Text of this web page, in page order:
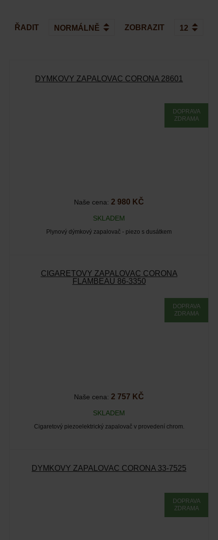
ŘADIT ZOBRAZIT
DÝMKOVÝ ZAPALOVAČ CORONA 28601
DOPRAVA
ZDRAMA
Naše cena: 2 980 KČ
SKLADEM
Plynový dýmkový zapalovač - piezo s dusátkem
CIGARETOVÝ ZAPALOVAČ CORONA
FLAMBEAU 86-3350
DOPRAVA
ZDRAMA
Naše cena: 2 757 KČ
SKLADEM
Cigaretový piezoelektrický zapalovač v provedení chrom.
DÝMKOVÝ ZAPALOVAČ CORONA 33-7525
DOPRAVA
ZDRAMA